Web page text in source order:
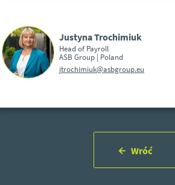
Justyna Trochimiuk
Head of Payroll
ASB Group | Poland
jtrochimiuk@asbgroup.eu
Wróć